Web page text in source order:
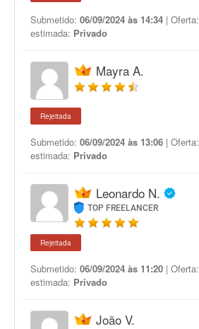
Submetido: 06/09/2024 às 14:34 | Oferta:
estimada: Privado
Mayra A.
Rejeitada
Submetido: 06/09/2024 às 13:06 | Oferta:
estimada: Privado
Leonardo N.
TOP FREELANCER
Rejeitada
Submetido: 06/09/2024 às 11:20 | Oferta:
estimada: Privado
João V.